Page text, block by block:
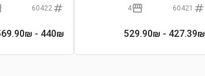
60421
4
427.39₪
- 529.90₪
60422
440₪
- 569.90₪